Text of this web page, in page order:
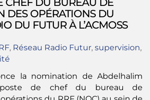
DES OPÉRATIONS DU
DU FUTUR À L’ACMOSS
, Réseau Radio Futur, supervision,
la nomination de Abdelhalim
de chef du bureau de